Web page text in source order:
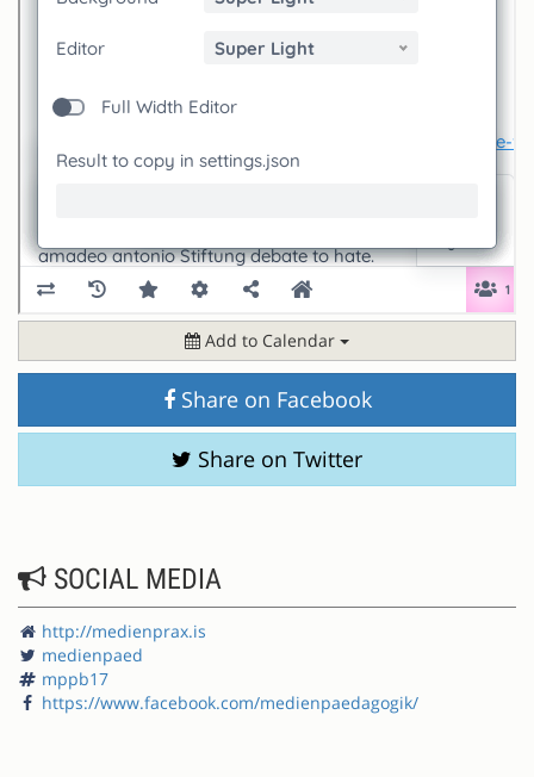
Add to Calendar
Share on Facebook
Share on Twitter
SOCIAL MEDIA
http://medienprax.is
medienpaed
mppb17
https://www.facebook.com/medienpaedagogik/